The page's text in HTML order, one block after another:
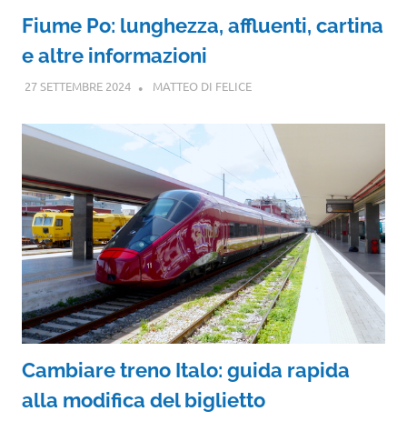
Fiume Po: lunghezza, affluenti, cartina
e altre informazioni
27 SETTEMBRE 2024 MATTEO DI FELICE
Cambiare treno Italo: guida rapida
alla modifica del biglietto